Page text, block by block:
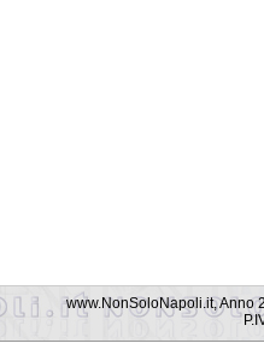
www.NonSoloNapoli.it, Anno